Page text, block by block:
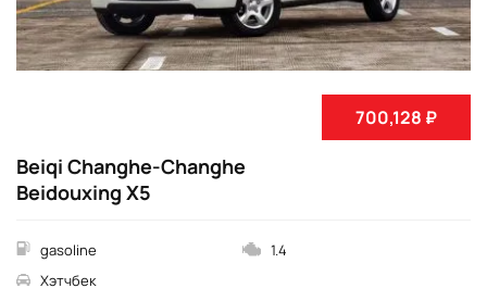
700,128 ₽
Beiqi Changhe-Changhe
Beidouxing X5
gasoline
1.4
Хэтчбек